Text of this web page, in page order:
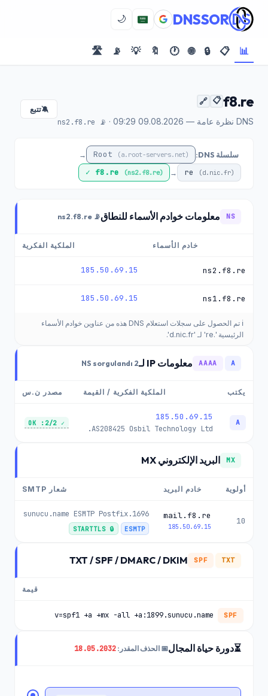
DNSSOR
🌙
📊
📋
🔒
🌐
🕐
🔖
💡
📡
🛣️
f8.re
📋
🔗
DNS نظرة عامة — 09.08.2026 09:29 · 📡 ns2.f8.re
🔕تتبع
سلسلة DNS: Root (a.root-servers.net)
→
re (d.nic.fr)
→
f8.re (ns2.f8.re)
✓
NS معلومات خوادم الأسماء للنطاق📡 ns2.f8.re
خادم الأسماء الملكية الفكرية
ns2.f8.re
185.50.69.15
ns1.f8.re
185.50.69.15
ℹ️ تم الحصول على سجلات استعلام DNS هذه من عناوين خوادم الأسماء
الرئيسية '.re' لـ 'd.nic.fr'.
A
AAAA معلومات IP لـ 2 NS sorgulandı
يكتب الملكية الفكرية / القيمة مصدر ن.س
A
185.50.69.15
AS208425 Osbil Technology Ltd.
✓ 2/2: OK
MX البريد الإلكتروني MX
أولوية خادم البريد شعار SMTP
10
mail.f8.re
185.50.69.15
1696.sunucu.name ESMTP Postfix
ESMTP
🔒 STARTTLS
TXT
SPF
TXT / SPF / DMARC / DKIM
قيمة
SPF
⏳دورة حياة المجال📅 الحذف المقدر: 18.05.2032